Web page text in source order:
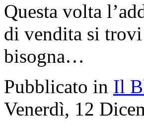
Questa volta
di vendita si
bisogna…
Pubblicato in Il
Venerdì, 12